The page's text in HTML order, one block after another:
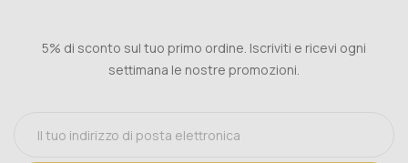
5% di sconto sul tuo primo ordine. Iscriviti e ricevi ogni
settimana le nostre promozioni.